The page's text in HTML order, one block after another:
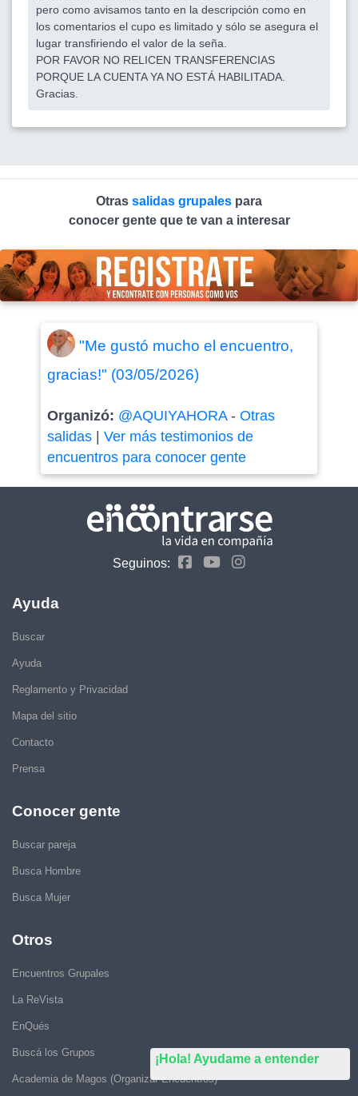
¡Hola! Ayudame a entender
pero como avisamos tanto en la descripción como en
los comentarios el cupo es limitado y sólo se asegura el
lugar transfiriendo el valor de la seña.
POR FAVOR NO RELICEN TRANSFERENCIAS
PORQUE LA CUENTA YA NO ESTÁ HABILITADA.
Gracias.
Otras salidas grupales para
conocer gente que te van a interesar
"Me gustó mucho el encuentro,
gracias!" (03/05/2026)
Organizó: @AQUIYAHORA- Otras
salidas| Ver más testimonios de
encuentros para conocer gente
Seguinos:
Ayuda
Buscar
Ayuda
Reglamento y Privacidad
Mapa del sitio
Contacto
Prensa
Conocer gente
Buscar pareja
Busca Hombre
Busca Mujer
Otros
Encuentros Grupales
La ReVista
EnQués
Buscá los Grupos
Academia de Magos (Organizar Encuentros)